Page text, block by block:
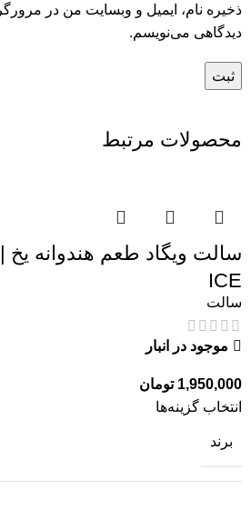
ذخیره نام، ایمیل و وبسایت من در
دیدگاهی می‌نویسم.
محصولات مرتبط
ICE
سالت
موجود در انبار
1,950,000 تومان
انتخاب گزینه‌ها
برند